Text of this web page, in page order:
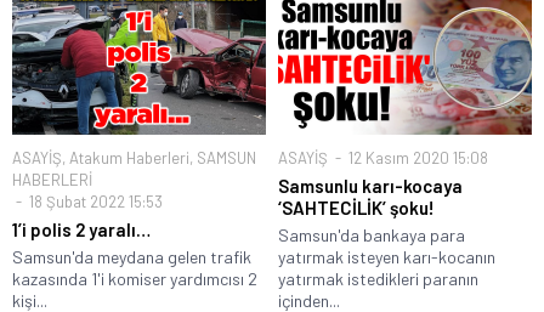
ASAYİŞ, Atakum Haberleri, SAMSUN
HABERLERİ
18 Şubat 2022 15:53
1’i polis 2 yaralı…
Samsun'da meydana gelen trafik
kazasında 1'i komiser yardımcısı 2
kişi...
ASAYİŞ 12 Kasım 2020 15:08
Samsunlu karı-kocaya
‘SAHTECİLİK’ şoku!
Samsun'da bankaya para
yatırmak isteyen karı-kocanın
yatırmak istedikleri paranın
içinden...